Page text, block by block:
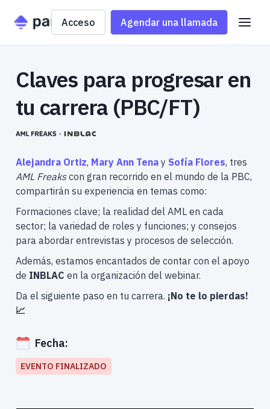
Acceso Agendar una llamada
Claves para progresar en
tu carrera (PBC/FT)
Alejandra Ortiz, Mary Ann Tena y Sofía Flores, tres
AML Freakscon gran recorrido en el mundo de la PBC,
compartirán su experiencia en temas como:
Formaciones clave; la realidad del AML en cada
sector; la variedad de roles y funciones; y consejos
para abordar entrevistas y procesos de selección.
Además, estamos encantados de contar con el apoyo
de INBLAC en la organización del webinar.
Da el siguiente paso en tu carrera. ¡No te lo pierdas!
📈
Fecha:
EVENTO FINALIZADO